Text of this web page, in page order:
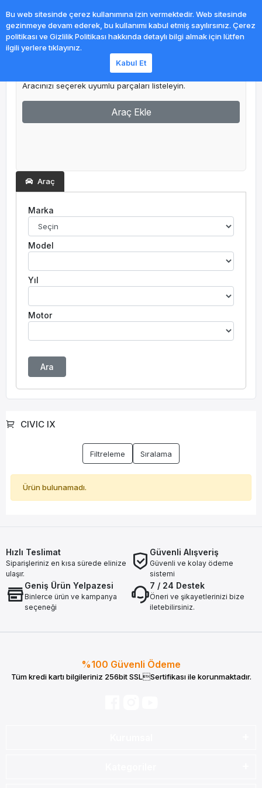
Aracınızı seçerek uyumlu parçaları listeleyin.
Araç Ekle
Araç
Marka
Model
Yıl
Motor
Ara
CIVIC IX
Filtreleme Sıralama
Ürün bulunamadı.
Hızlı Teslimat
Siparişleriniz en kısa sürede elinize
ulaşır.
Güvenli Alışveriş
Güvenli ve kolay ödeme
sistemi
Geniş Ürün Yelpazesi
Binlerce ürün ve kampanya
seçeneği
7 / 24 Destek
Öneri ve şikayetlerinizi bize
iletebilirsiniz.
%100 Güvenli Ödeme
Tüm kredi kartı bilgileriniz 256bit SSLSertifikası ile korunmaktadır.
Bu web sitesinde çerez kullanımına izin vermektedir. Web sitesinde
gezinmeye devam ederek, bu kullanımı kabul etmiş sayılırsınız. Çerez
politikası ve Gizlilik Politikası hakkında detaylı bilgi almak için lütfen
ilgili yerlere tıklayınız.
Kabul Et